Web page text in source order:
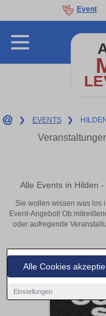
Alle Cookies
Einstellungen
Event
❯ EVENTS ❯ HILDEN
Alle Events in Hilden
Sie wollen wissen was los
Event-Angebot! Ob
oder aufregende